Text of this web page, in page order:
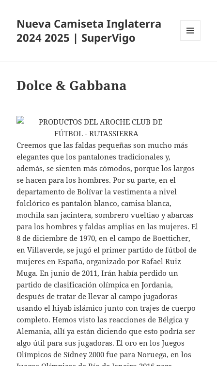
Nueva Camiseta Inglaterra
2024 2025 | SuperVigo
Dolce & Gabbana
Creemos que las faldas pequeñas son mucho más
elegantes que los pantalones tradicionales y,
además, se sienten más cómodos, porque los largos
se hacen para los hombres. Por su parte, en el
departamento de Bolívar la vestimenta a nivel
folclórico es pantalón blanco, camisa blanca,
mochila san jacintera, sombrero vueltiao y abarcas
para los hombres y faldas amplias en las mujeres. El
8 de diciembre de 1970, en el campo de Boetticher,
en Villaverde, se jugó el primer partido de fútbol de
mujeres en España, organizado por Rafael Ruiz
Muga. En junio de 2011, Irán había perdido un
partido de clasificación olímpica en Jordania,
después de tratar de llevar al campo jugadoras
usando el hiyab islámico junto con trajes de cuerpo
completo. Hemos visto las reacciones de Bélgica y
Alemania, allí ya están diciendo que esto podría ser
algo útil para sus jugadoras. El oro en los Juegos
Olímpicos de Sídney 2000 fue para Noruega, en los